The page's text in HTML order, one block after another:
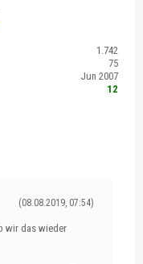
1.742
75
Jun 2007
12
(08.08.2019, 07:54)
wir das wieder